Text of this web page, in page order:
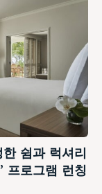
한 쉼과 럭셔리
프로그램 런칭